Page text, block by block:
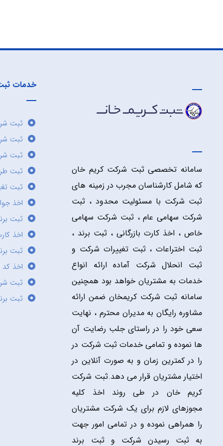
سامانه تخصصی ثبت شرکت کریم خان
که شامل کارشناسان مجرب در زمینه های
ثبت شرکت با مسئولیت محدود ، ثبت
شرکت سهامی عام ، ثبت شرکت سهامی
خاص ، اخذ کارت بازرگانی ، ثبت برند ،
ثبت اختراعات ، ثبت تغییرات شرکت و
ثبت انحلال شرکت آماده ارائه انواع
خدمات به مشتریان خواهد بود همچنین
سامانه ثبت شرکت کریمخان ضمن ارائه
مشاوره رایگان به مدیران محترم ، نهایت
سعی خود را در راستای جلب رضایت آن
ها نموده و تمامی خدمات ثبت شرکت در
را در کمترین زمان و به صورت آنلاین در
اختیار مشتریان قرار می دهد.ثبت شرکت
کریم خان در طی روند اخذ کلیه
مجوزهای لازم برای یک شرکت مشتریان
را همراهی نموده و در تمامی امور جهت
به ثبت رسیدن شرکت و ثبت برند
خدمات
ثبت
ثبت
ثبت
ثبت
ثبت
اخذ
ثبت
اخذ
ثبت
اخذ کد
ثبت
ثبت